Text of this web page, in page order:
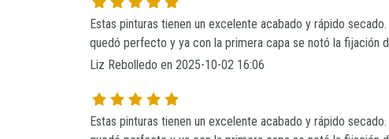
Estas pinturas tienen un excelente acabado y rápido
quedó perfecto y ya con la primera capa se notó la fijación
Liz Rebolledo en 2025-10-02 16:06
Estas pinturas tienen un excelente acabado y rápido